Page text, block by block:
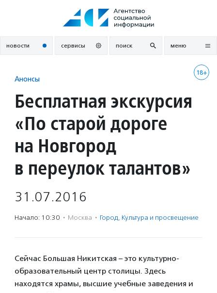
новости сервисы поиск меню
18+
Анонсы
Бесплатная экскурсия
«По старой дороге
на Новгород
в переулок талантов»
31.07.2016
Начало: 10:30 · Москва · Город, Культура и просвещение
Сейчас Большая Никитская – это культурно-
образовательный центр столицы. Здесь
находятся храмы, высшие учебные заведения и